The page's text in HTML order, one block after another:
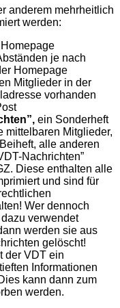
anderem mehrheitlich
werden:
je nach
Homepage
Mitglieder in der
vorhanden
ein Sonderheft
mittelbaren Mitglieder,
alle anderen
Nachrichten”
Diese enthalten alle
und sind für
Wer dennoch
verwendet
werden sie aus
gelöscht!
der VDT ein
Informationen
kann dann zum
werden.